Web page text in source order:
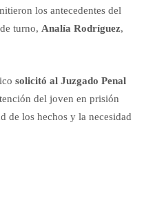
los antecedentes del
turno, Analía Rodríguez,
solicitó al Juzgado Penal
del joven en prisión
de los hechos y la necesidad